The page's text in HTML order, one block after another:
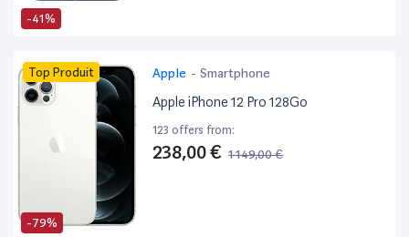
-41%
-79%
Top Produit Apple - Smartphone
Apple iPhone 12 Pro 128Go
123 offers from:
238,00 € 1 149,00 €